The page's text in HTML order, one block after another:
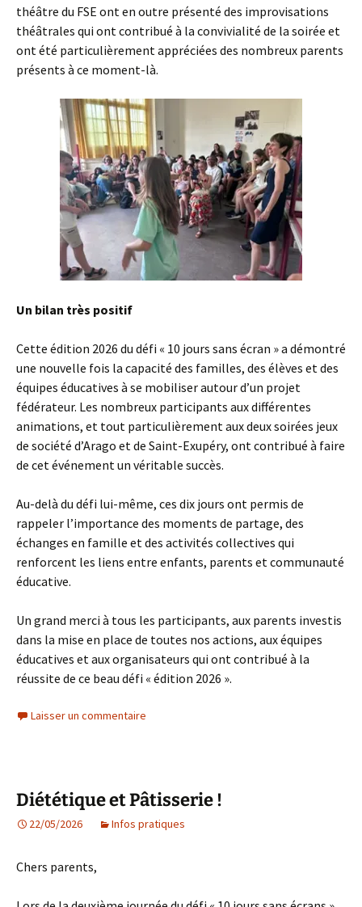
théâtre du FSE ont en outre présenté des improvisations
théâtrales qui ont contribué à la convivialité de la soirée et
ont été particulièrement appréciées des nombreux parents
présents à ce moment-là.
Un bilan très positif
Cette édition 2026 du défi « 10 jours sans écran » a démontré
une nouvelle fois la capacité des familles, des élèves et des
équipes éducatives à se mobiliser autour d’un projet
fédérateur. Les nombreux participants aux différentes
animations, et tout particulièrement aux deux soirées jeux
de société d’Arago et de Saint-Exupéry, ont contribué à faire
de cet événement un véritable succès.
Au-delà du défi lui-même, ces dix jours ont permis de
rappeler l’importance des moments de partage, des
échanges en famille et des activités collectives qui
renforcent les liens entre enfants, parents et communauté
éducative.
Un grand merci à tous les participants, aux parents investis
dans la mise en place de toutes nos actions, aux équipes
éducatives et aux organisateurs qui ont contribué à la
réussite de ce beau défi « édition 2026 ».
Laisser un commentaire
Diététique et Pâtisserie !
22/05/2026 Infos pratiques
Chers parents,